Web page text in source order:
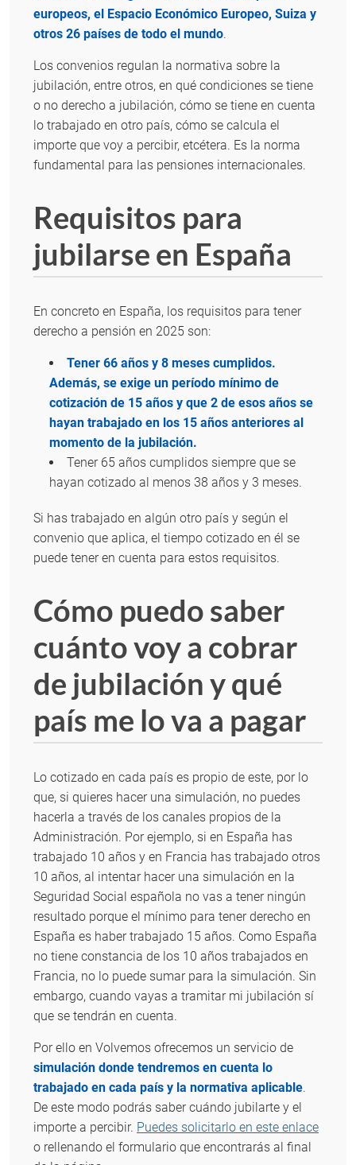
europeos, el Espacio Económico Europeo, Suiza y
otros 26 países de todo el mundo.
Los convenios regulan la normativa sobre la
jubilación, entre otros, en qué condiciones se tiene
o no derecho a jubilación, cómo se tiene en cuenta
lo trabajado en otro país, cómo se calcula el
importe que voy a percibir, etcétera. Es la norma
fundamental para las pensiones internacionales.
Requisitos para
jubilarse en España
En concreto en España, los requisitos para tener
derecho a pensión en 2025 son:
Tener 66 años y 8 meses cumplidos.
Además, se exige un período mínimo de
cotización de 15 años y que 2 de esos años se
hayan trabajado en los 15 años anteriores al
momento de la jubilación.
Tener 65 años cumplidos siempre que se
hayan cotizado al menos 38 años y 3 meses.
Si has trabajado en algún otro país y según el
convenio que aplica, el tiempo cotizado en él se
puede tener en cuenta para estos requisitos.
Cómo puedo saber
cuánto voy a cobrar
de jubilación y qué
país me lo va a pagar
Lo cotizado en cada país es propio de este, por lo
que, si quieres hacer una simulación, no puedes
hacerla a través de los canales propios de la
Administración. Por ejemplo, si en España has
trabajado 10 años y en Francia has trabajado otros
10 años, al intentar hacer una simulación en la
Seguridad Social española no vas a tener ningún
resultado porque el mínimo para tener derecho en
España es haber trabajado 15 años. Como España
no tiene constancia de los 10 años trabajados en
Francia, no lo puede sumar para la simulación. Sin
embargo, cuando vayas a tramitar mi jubilación sí
que se tendrán en cuenta.
Por ello en Volvemos ofrecemos un servicio de
simulación donde tendremos en cuenta lo
trabajado en cada país y la normativa aplicable.
De este modo podrás saber cuándo jubilarte y el
importe a percibir. Puedes solicitarlo en este enlace
o rellenando el formulario que encontrarás al final